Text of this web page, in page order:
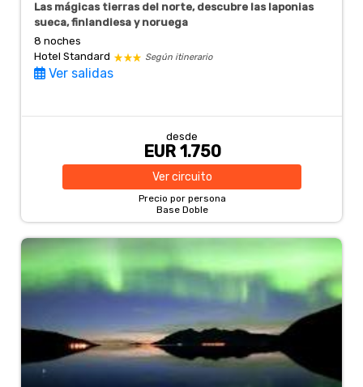
Las mágicas tierras del norte, descubre las laponias
sueca, finlandiesa y noruega
8 noches
Hotel Standard
Según itinerario
Ver salidas
desde
EUR 1.750
Vercircuito
Precio por persona
Base Doble